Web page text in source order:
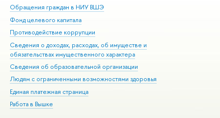
Обращения граждан в НИУ ВШЭ
Фонд целевого капитала
Противодействие коррупции
Сведения о доходах, расходах, об имуществе и
обязательствах имущественного характера
Сведения об образовательной организации
Людям с ограниченными возможностями здоровья
Единая платежная страница
Работа в Вышке